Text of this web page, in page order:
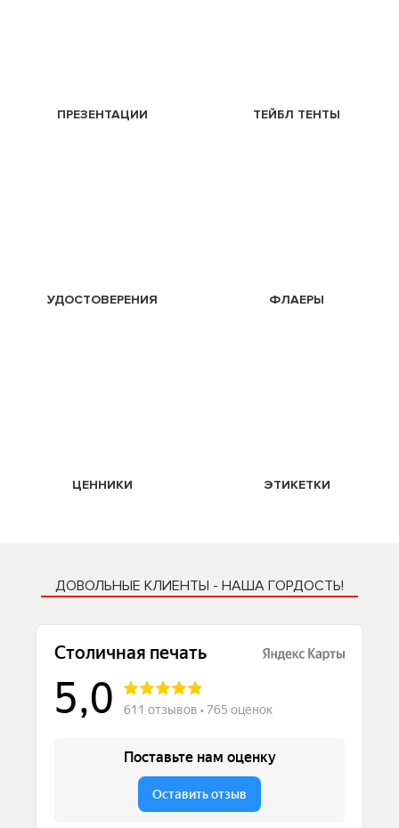
ПРЕЗЕНТАЦИИ ТЕЙБЛ ТЕНТЫ
УДОСТОВЕРЕНИЯ ФЛАЕРЫ
ЦЕННИКИ ЭТИКЕТКИ
ДОВОЛЬНЫЕ КЛИЕНТЫ - НАША ГОРДОСТЬ!